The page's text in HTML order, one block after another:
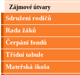
Zájmové útvary
Sdružení rodičů
Rada žáků
Čerpání fondů
Třídní tabule
Mateřská škola